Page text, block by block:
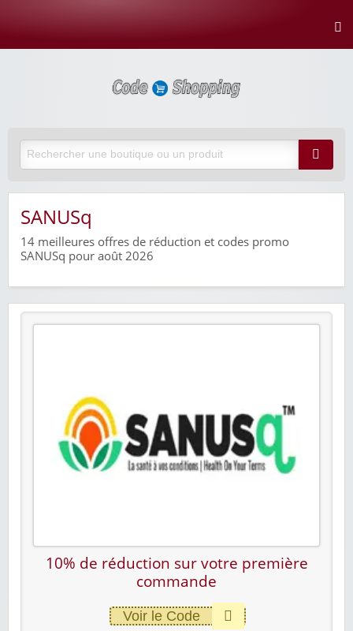
SANUSq
14 meilleures offres de réduction et codes promo
SANUSq pour août 2026
10% de réduction sur votre première
commande
Voir le Code